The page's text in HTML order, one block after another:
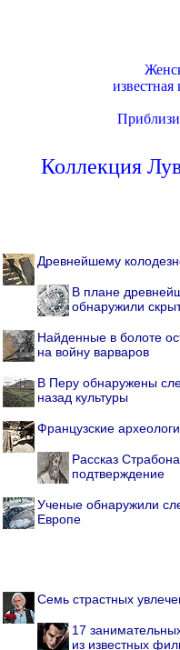
Коллекция
Древнейшему
В плане
обнаружили
Найденные в болоте
на войну варваров
В Перу обнаружены
назад культуры
Французские
Рассказ
подтверждение
Ученые обнаружили
Европе
Семь страстных
17
из известных